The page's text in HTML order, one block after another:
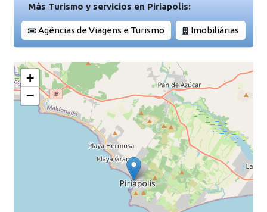
Más Turismo y servicios en Piriapolis:
Agências de Viagens e Turismo Imobiliárias
+
−